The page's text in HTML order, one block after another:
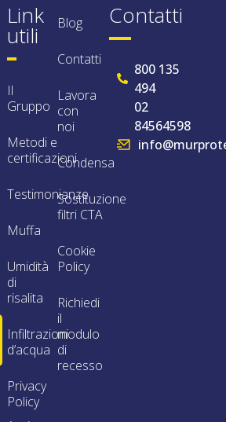
Link
utili
Il
Gruppo
Metodi e
certificazioni
Testimonianze
Muffa
Umidità
di
risalita
Infiltrazioni
d’acqua
Privacy
Policy
Blog
Contatti
Lavora
con
noi
Condensa
Sostituzione
filtri CTA
Cookie
Policy
Richiedi
il
modulo
di
recesso
Contatti
800 135
494
02
84564598